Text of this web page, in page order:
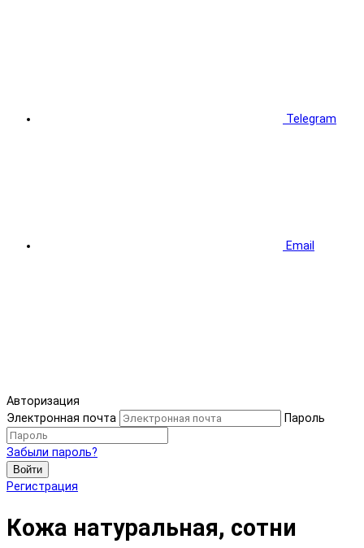
Telegram
Email
Авторизация
Электронная почта
Пароль
Забыли пароль?
Войти
Регистрация
Кожа натуральная, сотни